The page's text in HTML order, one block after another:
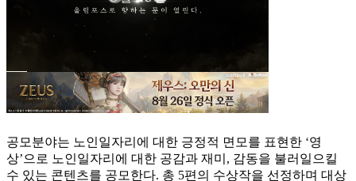
공모분야는 노인일자리에 대한 긍정적 면모를 표현한 ‘영
상’으로 노인일자리에 대한 공감과 재미, 감동을 불러일으킬
수 있는 콘텐츠를 공모한다. 총 5편의 수상작을 선정하며 대상